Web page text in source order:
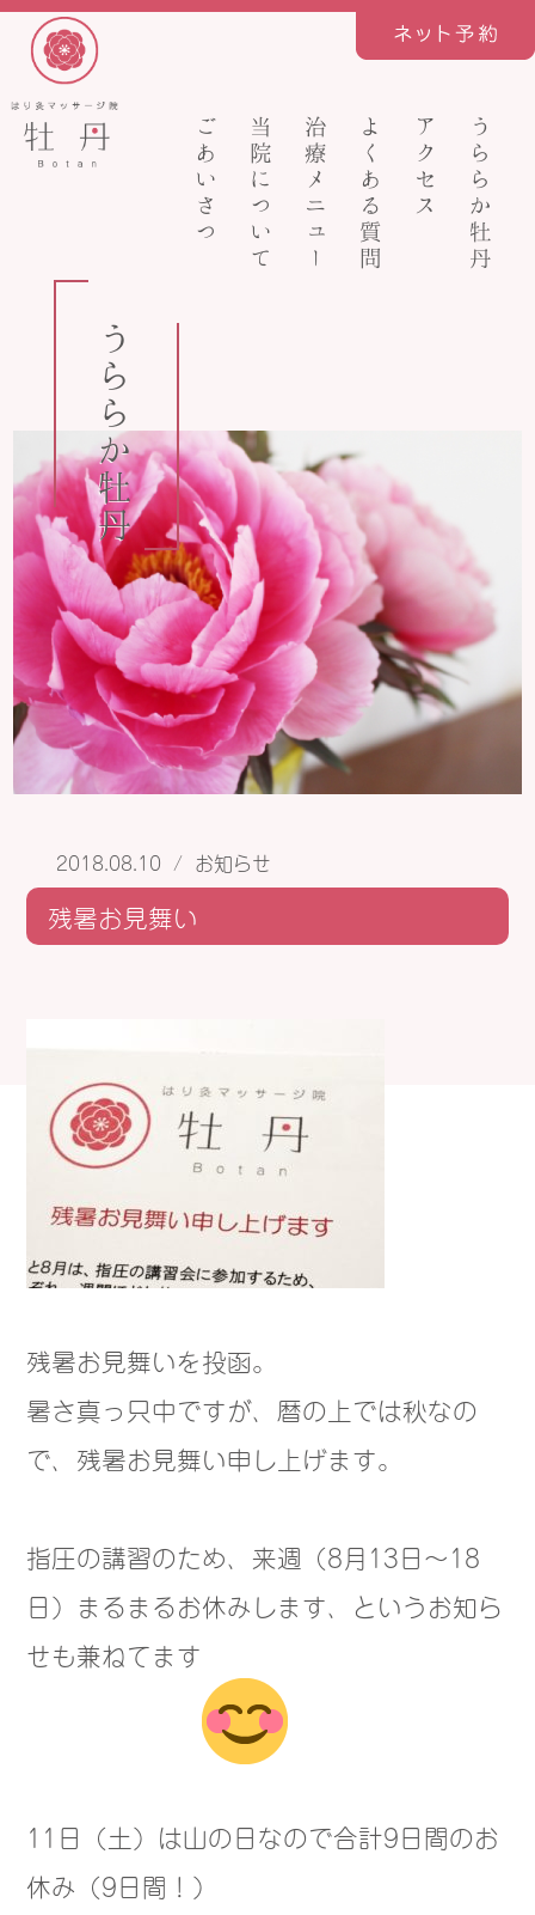
ごあいさつ 当院について 治療メニュー よくある質問 アクセス うららか牡丹
うららか牡丹
2018.08.10 / お知らせ
残暑お見舞い
残暑お見舞いを投函。
暑さ真っ只中ですが、暦の上では秋なの
で、残暑お見舞い申し上げます。
指圧の講習のため、来週（8月13日〜18
日）まるまるお休みします、というお知ら
せも兼ねてます
11日（土）は山の日なので合計9日間のお
休み（9日間！）